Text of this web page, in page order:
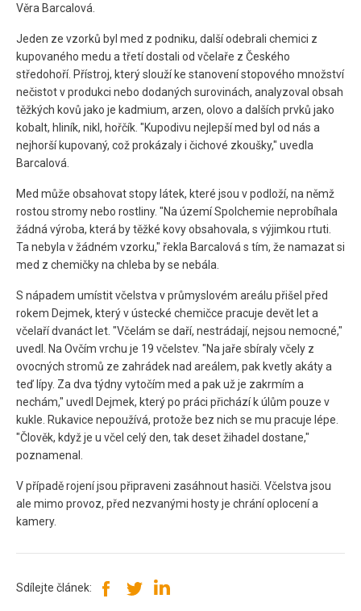
Věra Barcalová.
Jeden ze vzorků byl med z podniku, další odebrali chemici z
kupovaného medu a třetí dostali od včelaře z Českého
středohoří. Přístroj, který slouží ke stanovení stopového množství
nečistot v produkci nebo dodaných surovinách, analyzoval obsah
těžkých kovů jako je kadmium, arzen, olovo a dalších prvků jako
kobalt, hliník, nikl, hořčík. "Kupodivu nejlepší med byl od nás a
nejhorší kupovaný, což prokázaly i čichové zkoušky," uvedla
Barcalová.
Med může obsahovat stopy látek, které jsou v podloží, na němž
rostou stromy nebo rostliny. "Na území Spolchemie neprobíhala
žádná výroba, která by těžké kovy obsahovala, s výjimkou rtuti.
Ta nebyla v žádném vzorku," řekla Barcalová s tím, že namazat si
med z chemičky na chleba by se nebála.
S nápadem umístit včelstva v průmyslovém areálu přišel před
rokem Dejmek, který v ústecké chemičce pracuje devět let a
včelaří dvanáct let. "Včelám se daří, nestrádají, nejsou nemocné,"
uvedl. Na Ovčím vrchu je 19 včelstev. "Na jaře sbíraly včely z
ovocných stromů ze zahrádek nad areálem, pak kvetly akáty a
teď lípy. Za dva týdny vytočím med a pak už je zakrmím a
nechám," uvedl Dejmek, který po práci přichází k úlům pouze v
kukle. Rukavice nepoužívá, protože bez nich se mu pracuje lépe.
"Člověk, když je u včel celý den, tak deset žihadel dostane,"
poznamenal.
V případě rojení jsou připraveni zasáhnout hasiči. Včelstva jsou
ale mimo provoz, před nezvanými hosty je chrání oplocení a
kamery.
Sdílejte článek: